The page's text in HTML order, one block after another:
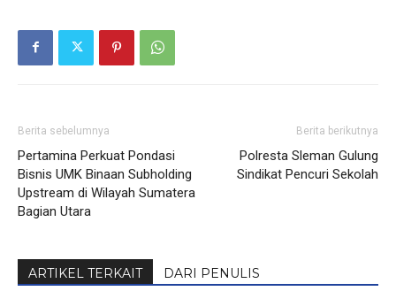
Berita sebelumnya
Pertamina Perkuat Pondasi
Bisnis UMK Binaan Subholding
Upstream di Wilayah Sumatera
Bagian Utara
Berita berikutnya
Polresta Sleman Gulung
Sindikat Pencuri Sekolah
ARTIKEL TERKAIT DARI PENULIS